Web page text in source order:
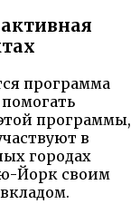
программа
программы,
в
городах
Йорк своим